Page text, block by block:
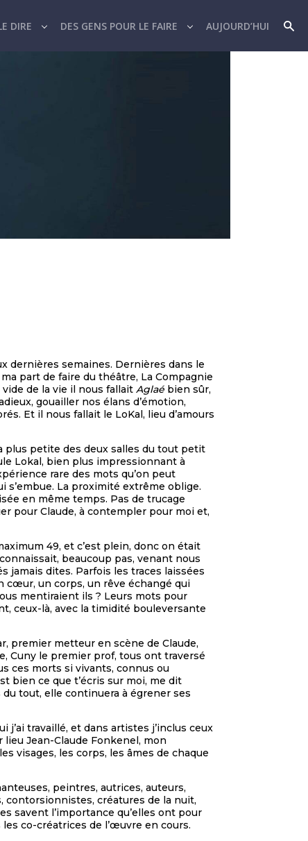
DIRE DES GENS POUR LE FAIRE AUJOURD’HUI
dernières semaines. Dernières dans le
part de faire du théâtre, La Compagnie
vide de la vie il nous fallait Aglaé bien sûr,
gouailler nos élans d’émotion,
Et il nous fallait le LoKal, lieu d’amours
plus petite des deux salles du tout petit
Lokal, bien plus impressionnant à
rare des mots qu’on peut
s’embue. La proximité extrême oblige.
en même temps. Pas de trucage
pour Claude, à contempler pour moi et,
49, et c’est plein, donc on était
beaucoup pas, venant nous
jamais dites. Parfois les traces laissées
cœur, un corps, un rêve échangé qui
mentiraient ils ? Leurs mots pour
ceux-là, avec la timidité bouleversante
premier metteur en scène de Claude,
Cuny le premier prof, tous ont traversé
ces morts si vivants, connus ou
bien ce que t’écris sur moi, me dit
du tout, elle continuera à égrener ses
travaillé, et dans artistes j’inclus ceux
Jean-Claude Fonkenel, mon
visages, les corps, les âmes de chaque
peintres, autrices, auteurs,
contorsionnistes, créatures de la nuit,
savent l’importance qu’elles ont pour
co-créatrices de l’œuvre en cours.